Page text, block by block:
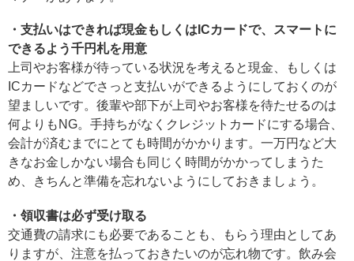
・支払いはできれば現金もしくはICカードで、スマートに
できるよう千円札を用意
上司やお客様が待っている状況を考えると現金、もしくは
ICカードなどでさっと支払いができるようにしておくのが
望ましいです。後輩や部下が上司やお客様を待たせるのは
何よりもNG。手持ちがなくクレジットカードにする場合、
会計が済むまでにとても時間がかかります。一万円など大
きなお金しかない場合も同じく時間がかかってしまうた
め、きちんと準備を忘れないようにしておきましょう。
・領収書は必ず受け取る
交通費の請求にも必要であることも、もらう理由としてあ
りますが、注意を払っておきたいのが忘れ物です。飲み会